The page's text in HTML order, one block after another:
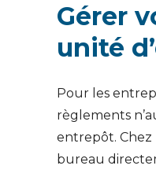
Gérer
unité
Pour les
règlements
entrepôt. Chez
bureau